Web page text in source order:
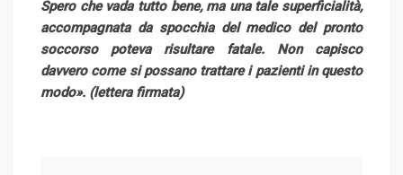
Spero che vada tutto bene, ma una tale superficialità,
accompagnata da spocchia del medico del pronto
soccorso poteva risultare fatale. Non capisco
davvero come si possano trattare i pazienti in questo
modo». (lettera firmata)